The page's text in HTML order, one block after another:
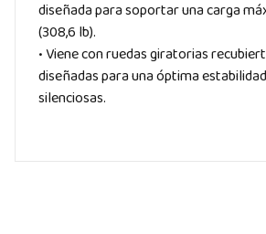
diseñada para soportar una carga
(308,6 lb).
• Viene con ruedas giratorias
diseñadas para una óptima
silenciosas.